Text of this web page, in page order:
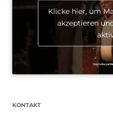
Klicke hier, um
akzeptieren
KONTAKT